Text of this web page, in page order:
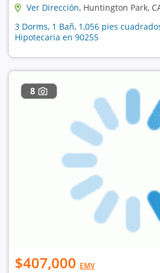
Ver Dirección, Huntington Park,
3 Dorms, 1 Bañ, 1,056 pies
Hipotecaria en 90255
8
$407,000 EMV